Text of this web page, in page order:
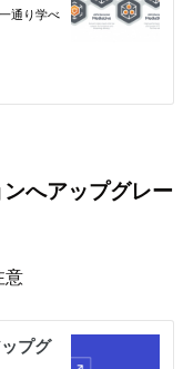
へアップグレー
意